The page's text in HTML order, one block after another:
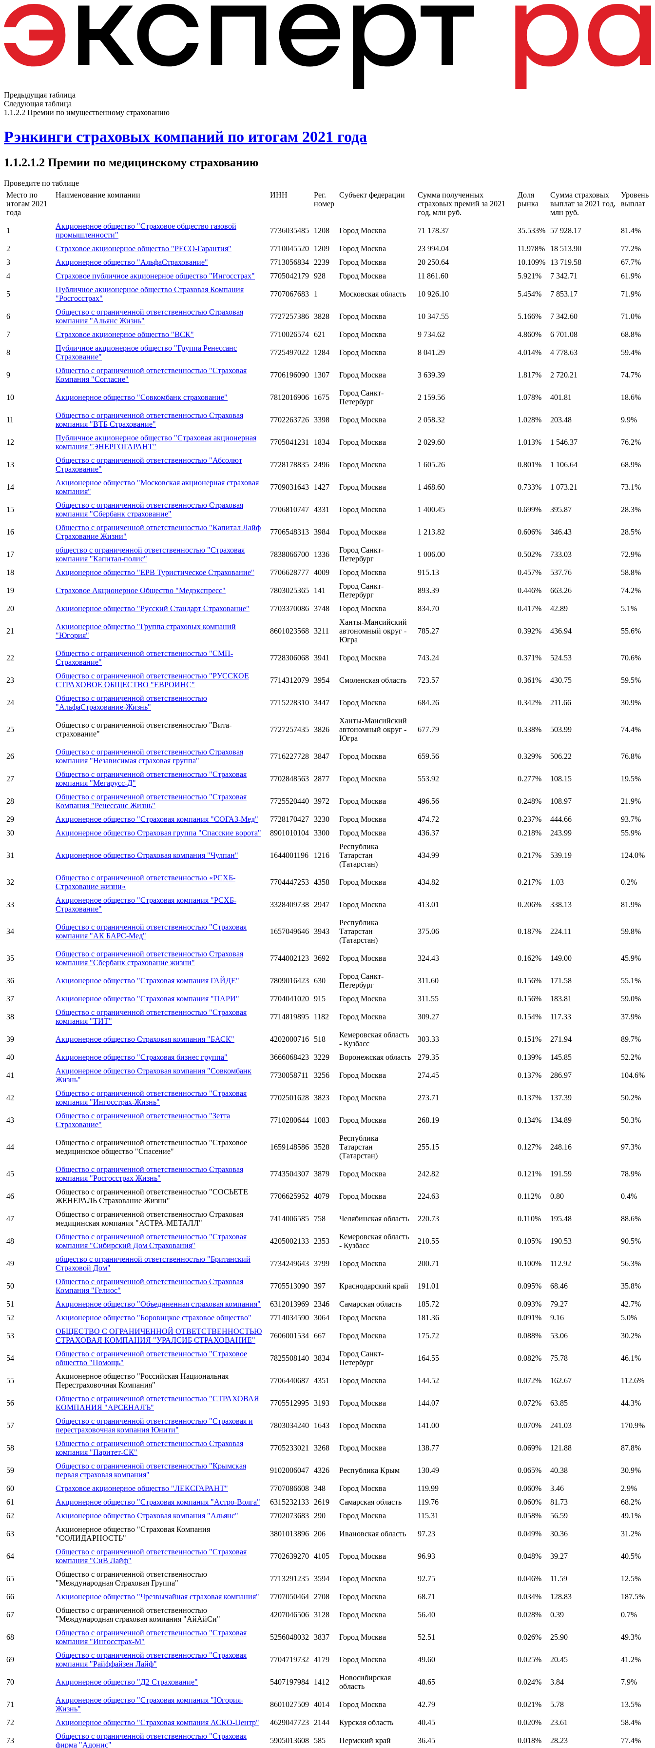
Предыдущая таблица
Следующая таблица
1.1.2.2 Премии по имущественному страхованию
Рэнкинги страховых компаний по итогам 2021 года
1.1.2.1.2 Премии по медицинскому страхованию
Проведите по таблице
Место по
итогам 2021
года
Наименование компании ИНН
Рег.
номер
Субъект федерации
Сумма полученных
страховых премий за 2021
год, млн руб.
Доля
рынка
Сумма страховых
выплат за 2021 год,
млн руб.
Уровень
выплат
1
Акционерное общество "Страховое общество газовой
промышленности"
7736035485 1208 Город Москва 71 178.37 35.533% 57 928.17 81.4%
2 Страховое акционерное общество "РЕСО-Гарантия" 7710045520 1209 Город Москва 23 994.04 11.978% 18 513.90
77.2%
3
Акционерное общество "АльфаСтрахование" 7713056834 2239 Город Москва 20 250.64 10.109% 13 719.58
67.7%
4
Страховое публичное акционерное общество "Ингосстрах" 7705042179 928 Город Москва 11 861.60 5.921% 7 342.71 61.9%
5
Публичное акционерное общество Страховая Компания
"Росгосстрах"
7707067683 1 Московская область 10 926.10 5.454% 7 853.17 71.9%
6
Общество с ограниченной ответственностью Страховая
компания "Альянс Жизнь"
7727257386 3828 Город Москва 10 347.55 5.166% 7 342.60 71.0%
7 Страховое акционерное общество "ВСК" 7710026574 621 Город Москва 9 734.62 4.860% 6 701.08 68.8%
8
Публичное акционерное общество "Группа Ренессанс
Страхование"
7725497022 1284 Город Москва 8 041.29 4.014% 4 778.63 59.4%
9
Общество с ограниченной ответственностью "Страховая
Компания "Согласие"
7706196090 1307 Город Москва 3 639.39 1.817% 2 720.21 74.7%
10 Акционерное общество "Совкомбанк страхование" 7812016906 1675
Город Санкт-
Петербург
2 159.56 1.078% 401.81 18.6%
11
Общество с ограниченной ответственностью Страховая
компания "ВТБ Страхование"
7702263726 3398 Город Москва 2 058.32 1.028% 203.48 9.9%
12
Публичное акционерное общество "Страховая акционерная
компания "ЭНЕРГОГАРАНТ"
7705041231 1834 Город Москва 2 029.60 1.013% 1 546.37 76.2%
13
Общество с ограниченной ответственностью "Абсолют
Страхование"
7728178835 2496 Город Москва 1 605.26 0.801% 1 106.64 68.9%
14
Акционерное общество "Московская акционерная страховая
компания"
7709031643 1427 Город Москва 1 468.60 0.733% 1 073.21 73.1%
15
Общество с ограниченной ответственностью Страховая
компания "Сбербанк страхование"
7706810747 4331 Город Москва 1 400.45 0.699% 395.87 28.3%
16
Общество с ограниченной ответственностью "Капитал Лайф
Страхование Жизни"
7706548313 3984 Город Москва 1 213.82 0.606% 346.43 28.5%
17
общество с ограниченной ответственностью "Страховая
компания "Капитал-полис"
7838066700 1336
Город Санкт-
Петербург
1 006.00 0.502% 733.03 72.9%
18 Акционерное общество "ЕРВ Туристическое Страхование" 7706628777 4009 Город Москва 915.13 0.457% 537.76 58.8%
19 Страховое Акционерное Общество "Медэкспресс" 7803025365 141
Город Санкт-
Петербург
893.39 0.446% 663.26 74.2%
20 Акционерное общество "Русский Стандарт Страхование" 7703370086 3748 Город Москва 834.70 0.417% 42.89 5.1%
21
Акционерное общество "Группа страховых компаний
"Югория"
8601023568 3211
Ханты-Мансийский
автономный округ -
Югра
785.27 0.392% 436.94 55.6%
22
Общество с ограниченной ответственностью "СМП-
Страхование"
7728306068 3941 Город Москва 743.24 0.371% 524.53 70.6%
23
Общество с ограниченной ответственностью "РУССКОЕ
СТРАХОВОЕ ОБЩЕСТВО "ЕВРОИНС"
7714312079 3954 Смоленская область 723.57 0.361% 430.75 59.5%
24
Общество с ограниченной ответственностью
"АльфаСтрахование-Жизнь"
7715228310 3447 Город Москва 684.26 0.342% 211.66 30.9%
25
Общество с ограниченной ответственностью "Вита-
страхование"
7727257435 3826
Ханты-Мансийский
автономный округ -
Югра
677.79 0.338% 503.99 74.4%
26
Общество с ограниченной ответственностью Страховая
компания "Независимая страховая группа"
7716227728 3847 Город Москва 659.56 0.329% 506.22 76.8%
27
Общество с ограниченной ответственностью "Страховая
компания "Мегарусс-Д"
7702848563 2877 Город Москва 553.92 0.277% 108.15 19.5%
28
Общество с ограниченной ответственностью "Страховая
Компания "Ренессанс Жизнь"
7725520440 3972 Город Москва 496.56 0.248% 108.97 21.9%
29 Акционерное общество "Страховая компания "СОГАЗ-Мед" 7728170427 3230 Город Москва 474.72 0.237% 444.66
93.7%
30
Акционерное общество Страховая группа "Спасские ворота" 8901010104 3300 Город Москва 436.37 0.218% 243.99 55.9%
31 Акционерное общество Страховая компания "Чулпан" 1644001196 1216
Республика
Татарстан
(Татарстан)
434.99 0.217% 539.19 124.0%
32
Общество с ограниченной ответственностью «РСХБ-
Страхование жизни»
7704447253 4358 Город Москва 434.82 0.217% 1.03 0.2%
33
Акционерное общество "Страховая компания "РСХБ-
Страхование"
3328409738 2947 Город Москва 413.01 0.206% 338.13 81.9%
34
Общество с ограниченной ответственностью "Страховая
компания "АК БАРС-Мед"
1657049646 3943
Республика
Татарстан
(Татарстан)
375.06 0.187% 224.11 59.8%
35
Общество с ограниченной ответственностью Страховая
компания "Сбербанк страхование жизни"
7744002123 3692 Город Москва 324.43 0.162% 149.00 45.9%
36 Акционерное общество "Страховая компания ГАЙДЕ" 7809016423 630
Город Санкт-
Петербург
311.60 0.156% 171.58 55.1%
37 Акционерное общество "Страховая компания "ПАРИ" 7704041020 915 Город Москва 311.55 0.156% 183.81 59.0%
38
Общество с ограниченной ответственностью "Страховая
компания "ТИТ"
7714819895 1182 Город Москва 309.27 0.154% 117.33 37.9%
39 Акционерное общество Страховая компания "БАСК" 4202000716 518
Кемеровская область
- Кузбасс
303.33 0.151% 271.94 89.7%
40 Акционерное общество "Страховая бизнес группа" 3666068423 3229 Воронежская область 279.35 0.139% 145.85 52.2%
41
Акционерное общество Страховая компания "Совкомбанк
Жизнь"
7730058711 3256 Город Москва 274.45 0.137% 286.97 104.6%
42
Общество с ограниченной ответственностью "Страховая
компания "Ингосстрах-Жизнь"
7702501628 3823 Город Москва 273.71 0.137% 137.39 50.2%
43
Общество с ограниченной ответственностью "Зетта
Страхование"
7710280644 1083 Город Москва 268.19 0.134% 134.89 50.3%
44
Общество с ограниченной ответственностью "Страховое
медицинское общество "Спасение"
1659148586 3528
Республика
Татарстан
(Татарстан)
255.15 0.127% 248.16 97.3%
45
Общество с ограниченной ответственностью Страховая
компания "Росгосстрах Жизнь"
7743504307 3879 Город Москва 242.82 0.121% 191.59 78.9%
46
Общество с ограниченной ответственностью "СОСЬЕТЕ
ЖЕНЕРАЛЬ Страхование Жизни"
7706625952 4079 Город Москва 224.63 0.112% 0.80 0.4%
47
Общество с ограниченной ответственностью Страховая
медицинская компания "АСТРА-МЕТАЛЛ"
7414006585 758 Челябинская область 220.73 0.110% 195.48 88.6%
48
Общество с ограниченной ответственностью "Страховая
компания "Сибирский Дом Страхования"
4205002133 2353
Кемеровская область
- Кузбасс
210.55 0.105% 190.53 90.5%
49
общество с ограниченной ответственностью "Британский
Страховой Дом"
7734249643 3799 Город Москва 200.71 0.100% 112.92 56.3%
50
Общество с ограниченной ответственностью Страховая
Компания "Гелиос"
7705513090 397 Краснодарский край 191.01 0.095% 68.46 35.8%
51 Акционерное общество "Объединенная страховая компания" 6312013969 2346 Самарская область 185.72 0.093% 79.27
42.7%
52
Акционерное общество "Боровицкое страховое общество" 7714034590 3064 Город Москва 181.36 0.091% 9.16 5.0%
53
ОБЩЕСТВО С ОГРАНИЧЕННОЙ ОТВЕТСТВЕННОСТЬЮ
СТРАХОВАЯ КОМПАНИЯ "УРАЛСИБ СТРАХОВАНИЕ"
7606001534 667 Город Москва 175.72 0.088% 53.06 30.2%
54
Общество с ограниченной ответственностью "Страховое
общество "Помощь"
7825508140 3834
Город Санкт-
Петербург
164.55 0.082% 75.78 46.1%
55
Акционерное общество "Российская Национальная
Перестраховочная Компания"
7706440687 4351 Город Москва 144.52 0.072% 162.67 112.6%
56
Общество с ограниченной ответственностью "СТРАХОВАЯ
КОМПАНИЯ "АРСЕНАЛЪ"
7705512995 3193 Город Москва 144.07 0.072% 63.85 44.3%
57
Общество с ограниченной ответственностью "Страховая и
перестраховочная компания Юнити"
7803034240 1643 Город Москва 141.00 0.070% 241.03 170.9%
58
Общество с ограниченной ответственностью Страховая
компания "Паритет-СК"
7705233021 3268 Город Москва 138.77 0.069% 121.88 87.8%
59
Общество с ограниченной ответственностью "Крымская
первая страховая компания"
9102006047 4326 Республика Крым 130.49 0.065% 40.38 30.9%
60 Страховое акционерное общество "ЛЕКСГАРАНТ" 7707086608 348 Город Москва 119.99 0.060% 3.46
2.9%
61
Акционерное общество "Страховая компания "Астро-Волга" 6315232133 2619 Самарская область 119.76 0.060% 81.73
68.2%
62
Акционерное общество Страховая компания "Альянс" 7702073683 290 Город Москва 115.31 0.058% 56.59 49.1%
63
Акционерное общество "Страховая Компания
"СОЛИДАРНОСТЬ"
3801013896 206 Ивановская область 97.23 0.049% 30.36 31.2%
64
Общество с ограниченной ответственностью "Страховая
компания "СиВ Лайф"
7702639270 4105 Город Москва 96.93 0.048% 39.27 40.5%
65
Общество с ограниченной ответственностью
"Международная Страховая Группа"
7713291235 3594 Город Москва 92.75 0.046% 11.59 12.5%
66 Акционерное общество "Чрезвычайная страховая компания" 7707050464 2708 Город Москва 68.71 0.034% 128.83 187.5%
67
Общество с ограниченной ответственностью
"Международная страховая компания "АйАйСи"
4207046506 3128 Город Москва 56.40 0.028% 0.39 0.7%
68
Общество с ограниченной ответственностью "Страховая
компания "Ингосстрах-М"
5256048032 3837 Город Москва 52.51 0.026% 25.90 49.3%
69
Общество с ограниченной ответственностью "Страховая
компания "Райффайзен Лайф"
7704719732 4179 Город Москва 49.60 0.025% 20.45 41.2%
70 Акционерное общество "Д2 Страхование" 5407197984 1412
Новосибирская
область
48.65 0.024% 3.84 7.9%
71
Акционерное общество "Страховая компания "Югория-
Жизнь"
8601027509 4014 Город Москва 42.79 0.021% 5.78 13.5%
72 Акционерное общество "Страховая компания АСКО-Центр" 4629047723 2144 Курская область 40.45 0.020% 23.61 58.4%
73
Общество с ограниченной ответственностью "Страховая
фирма "Адонис"
5905013608 585 Пермский край 36.45 0.018% 28.23 77.4%